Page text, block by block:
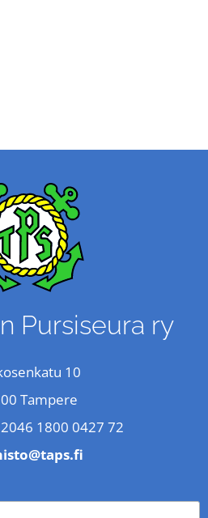
Pursiseura ry
10
Tampere
1800 0427 72